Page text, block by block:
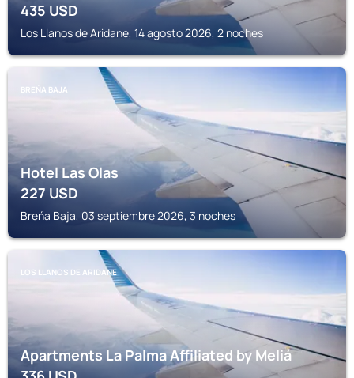
435USD
Los Llanos de Aridane, 14 agosto 2026, 2 noches
BREŃA BAJA
Hotel Las Olas
227USD
Breńa Baja, 03 septiembre 2026, 3 noches
LOS LLANOS DE ARIDANE
Apartments La Palma Affiliated by Meliá